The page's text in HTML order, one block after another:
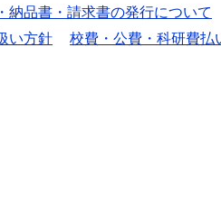
納品書・請求書の発行について
い方針 校費・公費・科研費払